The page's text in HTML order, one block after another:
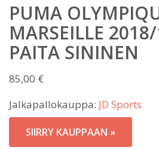
PUMA
MARSEILLE
PAITA SININEN
85,00 €
Jalkapallokauppa: JD Sports
SIIRRY KAUPPAAN »